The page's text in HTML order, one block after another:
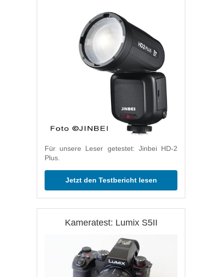
Für unsere Leser getestet: Jinbei HD-2
Plus.
Jetzt den Testbericht lesen
Kameratest: Lumix S5II